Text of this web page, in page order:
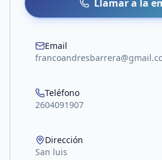
Llamar a la
Email
Teléfono
2604091907
Dirección
San luis